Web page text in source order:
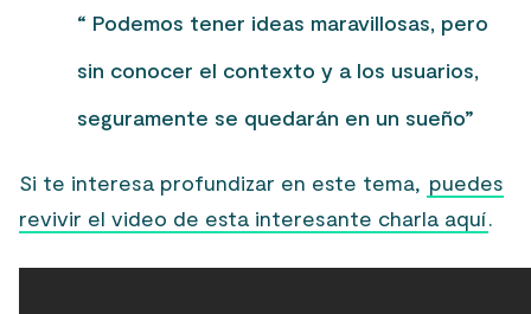
“ Podemos tener ideas maravillosas, pero
sin conocer el contexto y a los usuarios,
seguramente se quedarán en un sueño”
Si te interesa profundizar en este tema, puedes
revivir el video de esta interesante charla aquí.